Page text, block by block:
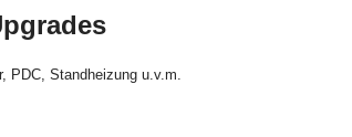
PDC, Standheizung u.v.m.